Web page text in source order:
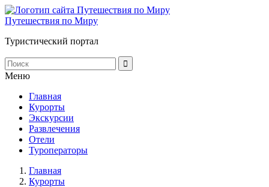
Путешествия по Миру
Туристический портал
Меню
Главная
Курорты
Экскурсии
Развлечения
Отели
Туроператоры
Главная
Курорты